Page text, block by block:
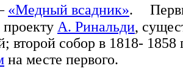
«Медный всадник».
проекту А. Ринальди,
собор в 1818- 1858
на месте первого.